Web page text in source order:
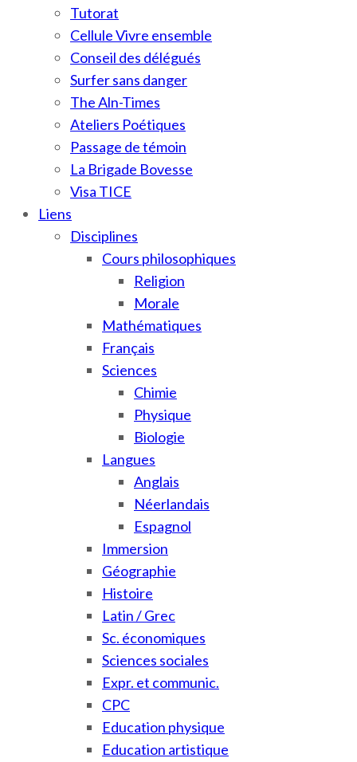
Tutorat
Cellule Vivre ensemble
Conseil des délégués
Surfer sans danger
The Aln-Times
Ateliers Poétiques
Passage de témoin
La Brigade Bovesse
Visa TICE
Liens
Disciplines
Cours philosophiques
Religion
Morale
Mathématiques
Français
Sciences
Chimie
Physique
Biologie
Langues
Anglais
Néerlandais
Espagnol
Immersion
Géographie
Histoire
Latin / Grec
Sc. économiques
Sciences sociales
Expr. et communic.
CPC
Education physique
Education artistique